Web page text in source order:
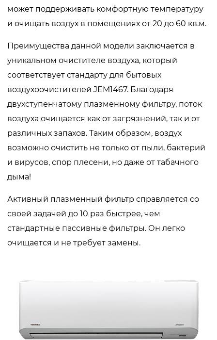
может поддерживать комфортную температуру
и очищать воздух в помещениях от 20 до 60 кв.м.
Преимущества данной модели заключается в
уникальном очистителе воздуха, который
соответствует стандарту для бытовых
воздухоочистителей JEM1467. Благодаря
двухступенчатому плазменному фильтру, поток
воздуха очищается как от загрязнений, так и от
различных запахов. Таким образом, воздух
возможно очистить не только от пыли, бактерий
и вирусов, спор плесени, но даже от табачного
дыма!
Активный плазменный фильтр справляется со
своей задачей до 10 раз быстрее, чем
стандартные пассивные фильтры. Он легко
очищается и не требует замены.